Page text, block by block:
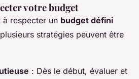
votre budget
à respecter un budget défini
stratégies peuvent être
: Dès le début, évaluer et